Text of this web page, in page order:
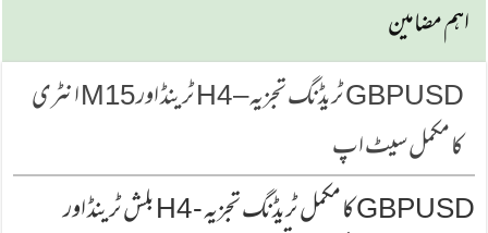
اہم مضامین
GBPUSD ٹریڈنگ تجزیہ – H4 ٹرینڈ اور M15 انٹری
کا مکمل سیٹ اپ
GBPUSD کا مکمل ٹریڈنگ تجزیہ - H4 بلش ٹرینڈ اور